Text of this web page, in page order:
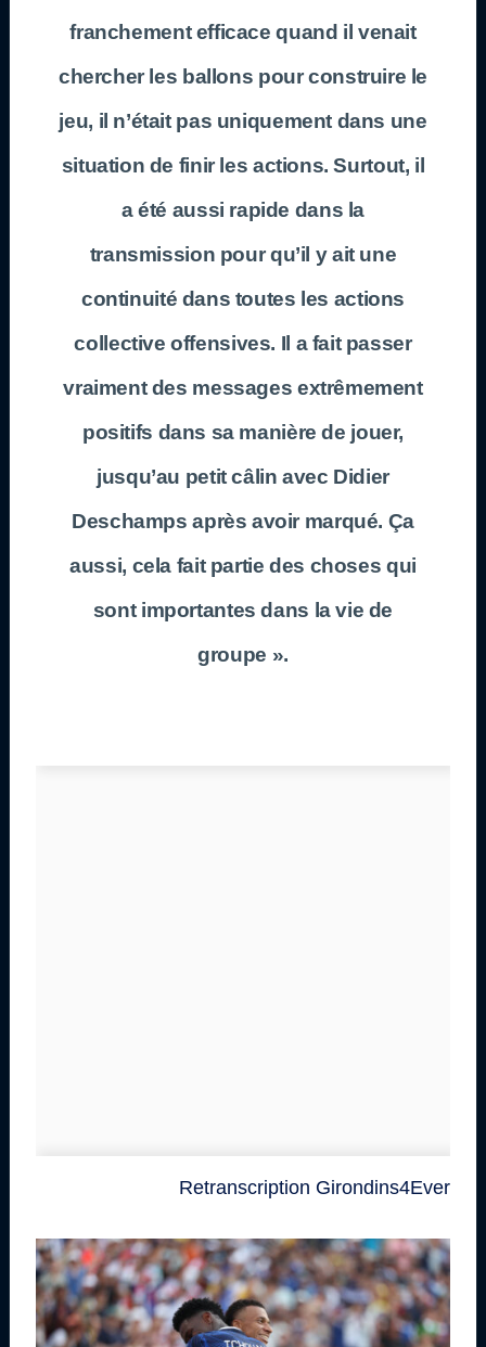
franchement efficace quand il venait
chercher les ballons pour construire le
jeu, il n’était pas uniquement dans une
situation de finir les actions. Surtout, il
a été aussi rapide dans la
transmission pour qu’il y ait une
continuité dans toutes les actions
collective offensives. Il a fait passer
vraiment des messages extrêmement
positifs dans sa manière de jouer,
jusqu’au petit câlin avec Didier
Deschamps après avoir marqué. Ça
aussi, cela fait partie des choses qui
sont importantes dans la vie de
groupe ».
Retranscription Girondins4Ever